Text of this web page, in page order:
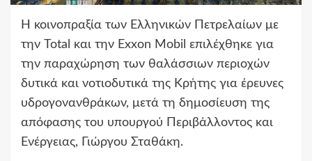
Η κοινοπραξία των Ελληνικών Πετρελαίων με
την Total και την Exxon Mobil επιλέχθηκε για
την παραχώρηση των θαλάσσιων περιοχών
δυτικά και νοτιοδυτικά της Κρήτης για έρευνες
υδρογονανθράκων, μετά τη δημοσίευση της
απόφασης του υπουργού Περιβάλλοντος και
Ενέργειας, Γιώργου Σταθάκη.